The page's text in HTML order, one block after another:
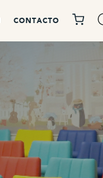
CONTACTO